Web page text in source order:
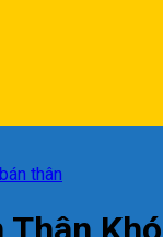
thân